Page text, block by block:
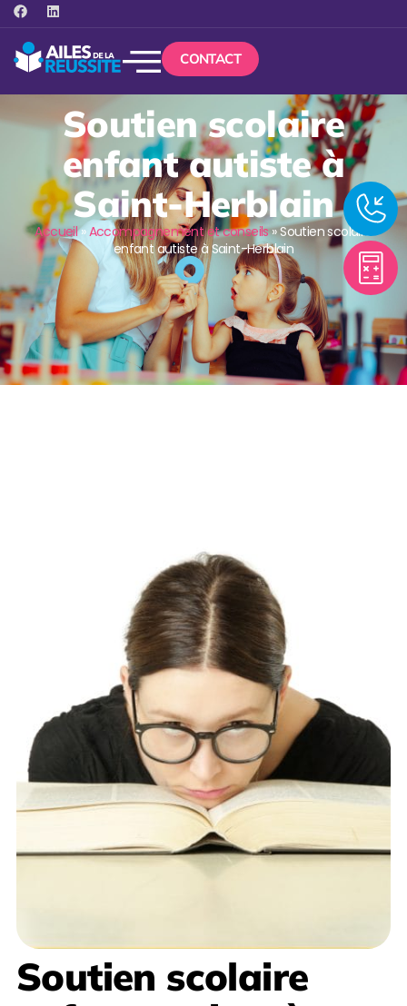
CONTACT
Soutien scolaire
enfant autiste à
Saint-Herblain
Accueil»Accompagnement et conseils»Soutien scolaire
enfant autiste à Saint-Herblain
Soutien scolaire